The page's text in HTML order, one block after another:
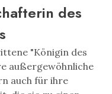
des
"Königin des
außergewöhnliche
auch für ihre